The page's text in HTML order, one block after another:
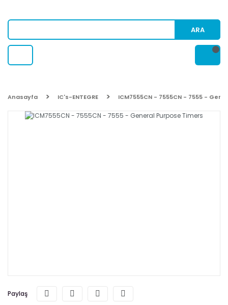
ARA
Anasayfa IC's-ENTEGRE ICM7555CN - 7555CN - 7555 -
Paylaş